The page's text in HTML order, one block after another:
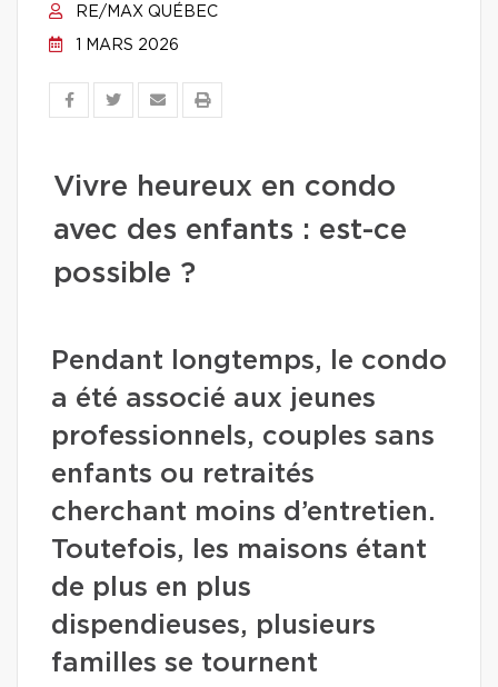
RE/MAX QUÉBEC
1 MARS 2026
Vivre heureux en condo
avec des enfants : est-ce
possible ?
Pendant longtemps, le condo
a été associé aux jeunes
professionnels, couples sans
enfants ou retraités
cherchant moins d’entretien.
Toutefois, les maisons étant
de plus en plus
dispendieuses, plusieurs
familles se tournent